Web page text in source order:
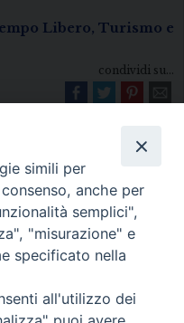
Libero, Turismo e
condividi su...
Venosa
(PZ) •
0972238604
simili per
anche per
semplici",
"misurazione" e
specificato nella
all'utilizzo dei